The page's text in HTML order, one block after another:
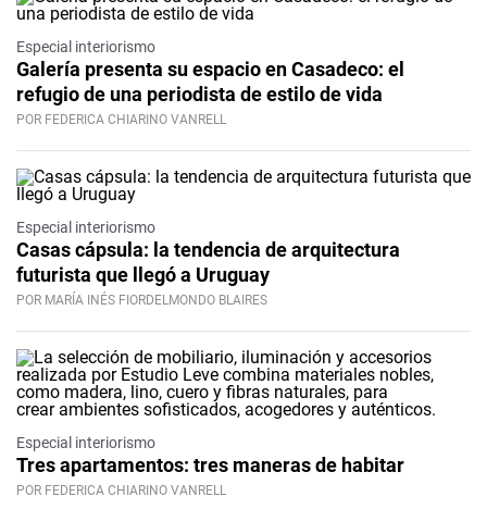
Especial interiorismo
Galería presenta su espacio en Casadeco: el
refugio de una periodista de estilo de vida
POR FEDERICA CHIARINO VANRELL
Especial interiorismo
Casas cápsula: la tendencia de arquitectura
futurista que llegó a Uruguay
POR MARÍA INÉS FIORDELMONDO BLAIRES
Especial interiorismo
Tres apartamentos: tres maneras de habitar
POR FEDERICA CHIARINO VANRELL